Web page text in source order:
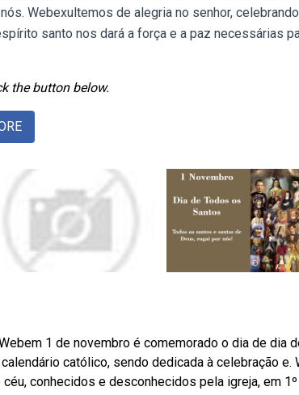
Webexultemos de alegria no senhor,
santo nos dará a força e a paz necessárias
the button below.
1 de novembro é comemorado o dia de dia
católico, sendo dedicada à celebração e.
conhecidos e desconhecidos pela igreja, em